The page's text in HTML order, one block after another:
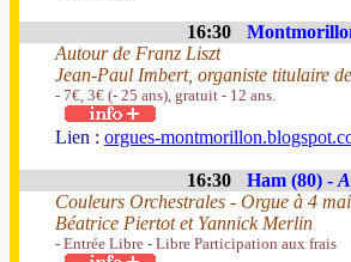
16:30
Autour de Franz Liszt
Jean-Paul Imbert, organiste titulaire
- 7€, 3€ (- 25 ans), gratuit - 12 ans.
Lien : orgues-
16:30 Ham (80) -
Couleurs Orchestrales - Orgue à 4
Béatrice Piertot et Yannick Merlin
- Entrée Libre - Libre Participation aux frais